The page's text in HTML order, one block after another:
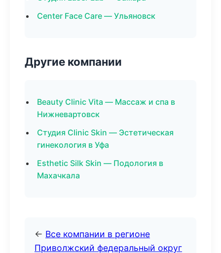
Center Face Care — Ульяновск
Другие компании
Beauty Clinic Vita — Массаж и спа в
Нижневартовск
Студия Clinic Skin — Эстетическая
гинекология в Уфа
Esthetic Silk Skin — Подология в
Махачкала
← Все компании в регионе
Приволжский федеральный округ